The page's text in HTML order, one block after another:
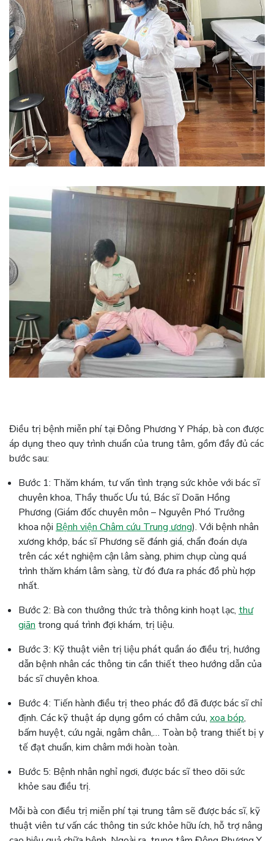
Điều trị bệnh miễn phí tại Đông Phương Y Pháp, bà con được
áp dụng theo quy trình chuẩn của trung tâm, gồm đầy đủ các
bước sau:
Bước 1: Thăm khám, tư vấn tình trạng sức khỏe với bác sĩ
chuyên khoa, Thầy thuốc Ưu tú, Bác sĩ Doãn Hồng
Phương (Giám đốc chuyên môn – Nguyên Phó Trưởng
khoa nội Bệnh viện Châm cứu Trung ương). Với bệnh nhân
xương khớp, bác sĩ Phương sẽ đánh giá, chẩn đoán dựa
trên các xét nghiệm cận lâm sàng, phim chụp cùng quá
trình thăm khám lâm sàng, từ đó đưa ra phác đồ phù hợp
nhất.
Bước 2: Bà con thưởng thức trà thông kinh hoạt lạc, thư
giãn trong quá trình đợi khám, trị liệu.
Bước 3: Kỹ thuật viên trị liệu phát quần áo điều trị, hướng
dẫn bệnh nhân các thông tin cần thiết theo hướng dẫn của
bác sĩ chuyên khoa.
Bước 4: Tiến hành điều trị theo phác đồ đã được bác sĩ chỉ
định. Các kỹ thuật áp dụng gồm có châm cứu, xoa bóp,
bấm huyệt, cứu ngải, ngâm chân,… Toàn bộ trang thiết bị y
tế đạt chuẩn, kim châm mới hoàn toàn.
Bước 5: Bệnh nhân nghỉ ngơi, được bác sĩ theo dõi sức
khỏe sau điều trị.
Mỗi bà con điều trị miễn phí tại trung tâm sẽ được bác sĩ, kỹ
thuật viên tư vấn các thông tin sức khỏe hữu ích, hỗ trợ nâng